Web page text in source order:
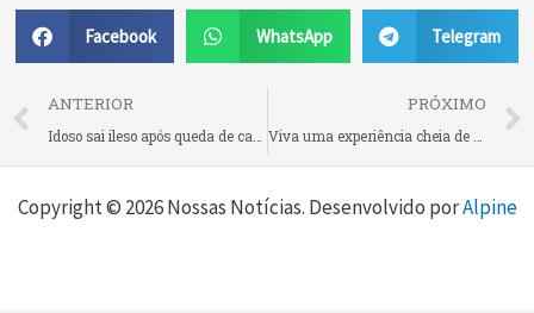
Facebook WhatsApp Telegram
Prev
ANTERIOR
Idoso sai ileso após queda de carro em ribanceira na localidade de Rio Mandioca
PRÓXIMO
Viva uma experiência cheia de sabores no almoço e jantar deste domingo na Serrana Churrascaria e Pizzaria, em Rio Negrinho
Copyright © 2026 Nossas Notícias. Desenvolvido porAlpine